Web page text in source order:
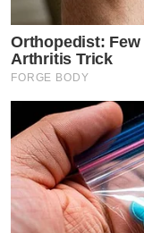
Orthopedist:
Arthritis Trick
FORGE BODY